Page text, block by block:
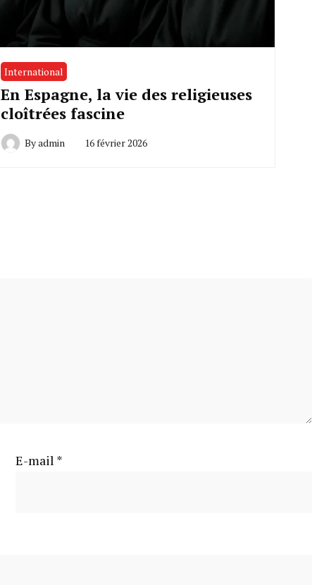
International
En Espagne, la vie des religieuses
cloîtrées fascine
Byadmin 16 février 2026
E-mail *